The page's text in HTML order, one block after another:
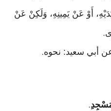
أَوْ عَنْ يَمِينِهِ، وَلَكِنْ عَنْ
.
أبي سعيد: نحوه.
.